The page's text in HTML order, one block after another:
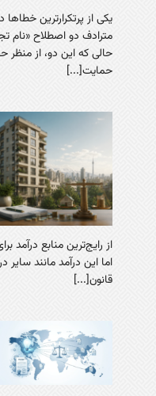
یکی از پرتکرارترین
مترادف دو اصطلاح «نام
حالی که این دو، از منظر
حمایت[...]
از رایج‌ترین منابع درآمد
اما این درآمد مانند
قانون[...]